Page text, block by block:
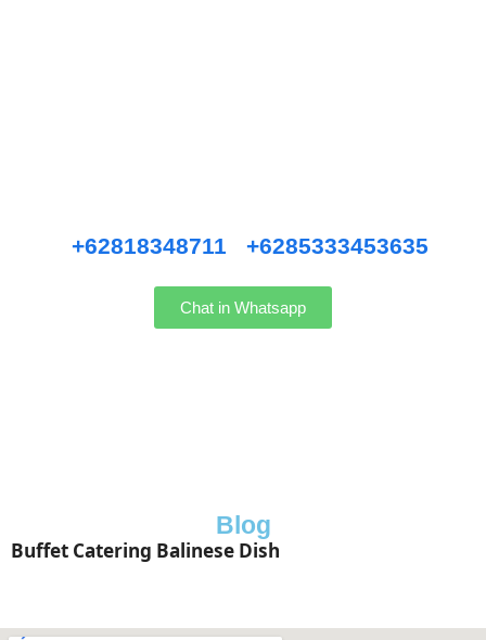
+62818348711 +6285333453635
Chat in Whatsapp
Blog
Buffet Catering Balinese Dish